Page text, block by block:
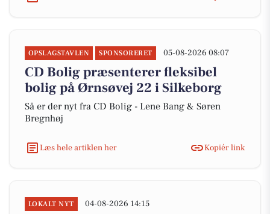
OPSLAGSTAVLEN SPONSORERET 05-08-2026 08:07
CD Bolig præsenterer fleksibel
bolig på Ørnsøvej 22 i Silkeborg
Så er der nyt fra CD Bolig - Lene Bang & Søren
Bregnhøj
Læs hele artiklen her Kopiér link
LOKALT NYT 04-08-2026 14:15